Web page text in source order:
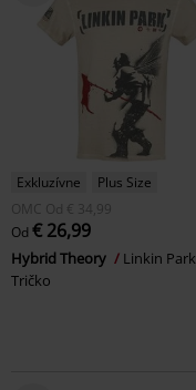
Exkluzívne
Plus Size
OMC Od € 34,99
Od € 26,99
Hybrid Theory
Linkin Park
Tričko